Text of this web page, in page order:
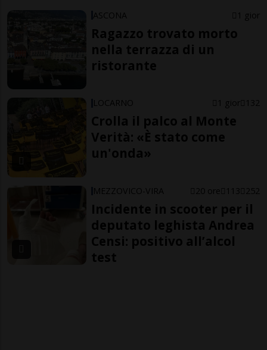
ASCONA 1 gior
Ragazzo trovato morto
nella terrazza di un
ristorante
LOCARNO 1 gior 132
Crolla il palco al Monte
Verità: «È stato come
un'onda»
MEZZOVICO-VIRA 20 ore 113 252
Incidente in scooter per il
deputato leghista Andrea
Censi: positivo all’alcol
test